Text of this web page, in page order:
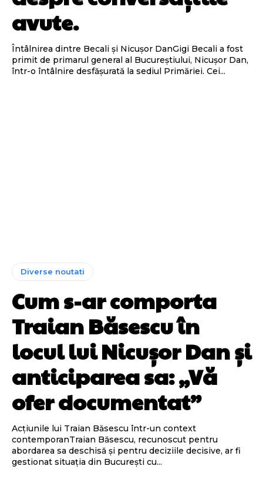
avute.
Întâlnirea dintre Becali și Nicușor DanGigi Becali a fost
primit de primarul general al Bucureștiului, Nicușor Dan,
într-o întâlnire desfășurată la sediul Primăriei. Cei...
Diverse noutati
Cum s-ar comporta
Traian Băsescu în
locul lui Nicușor Dan și
anticiparea sa: „Vă
ofer documentat”
Acțiunile lui Traian Băsescu într-un context
contemporanTraian Băsescu, recunoscut pentru
abordarea sa deschisă și pentru deciziile decisive, ar fi
gestionat situația din București cu...